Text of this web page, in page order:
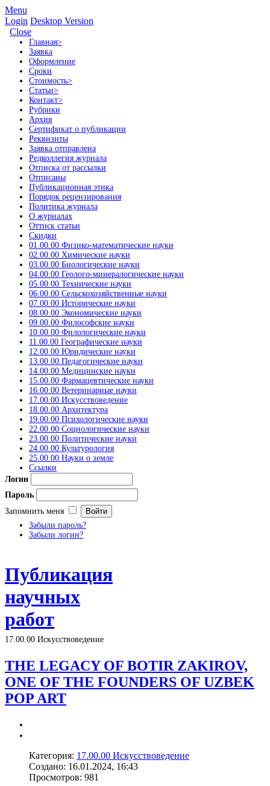
Menu
Login Desktop Version
Close
Главная>
Заявка
Оформление
Сроки
Стоимость>
Статьи>
Контакт>
Рубрики
Архив
Сертификат о публикации
Реквизиты
Заявка отправлена
Редколлегия журнала
Отписка от рассылки
Отписаны
Публикационная этика
Порядок рецензирования
Политика журнала
О журналах
Оттиск статьи
Скидки
01.00.00 Физико-математические науки
02.00.00 Химические науки
03.00.00 Биологические науки
04.00.00 Геолого-минералогические науки
05.00.00 Технические науки
06.00.00 Сельскохозяйственные науки
07.00.00 Исторические науки
08.00.00 Экономические науки
09.00.00 Философские науки
10.00.00 Филологические науки
11.00.00 Географические науки
12.00.00 Юридические науки
13.00.00 Педагогические науки
14.00.00 Медицинские науки
15.00.00 Фармацевтические науки
16.00.00 Ветеринарные науки
17.00.00 Искусствоведение
18.00.00 Архитектура
19.00.00 Психологические науки
22.00.00 Социологические науки
23.00.00 Политические науки
24.00.00 Культурология
25.00.00 Науки о земле
Ссылки
Логин
Пароль
Запомнить меня
Забыли пароль?
Забыли логин?
Публикация
научных
работ
17.00.00 Искусствоведение
THE LEGACY OF BOTIR ZAKIROV,
ONE OF THE FOUNDERS OF UZBEK
POP ART
Категория: 17.00.00 Искусствоведение
Создано: 16.01.2024, 16:43
Просмотров: 981